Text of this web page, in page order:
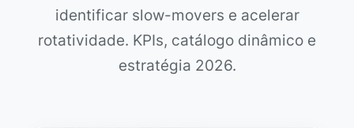
identificar slow-movers e acelerar
rotatividade. KPIs, catálogo dinâmico e
estratégia 2026.